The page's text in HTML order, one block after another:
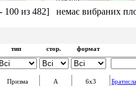
100 из 482] немає вибраних
тип стор. формат
Призма A 6x3